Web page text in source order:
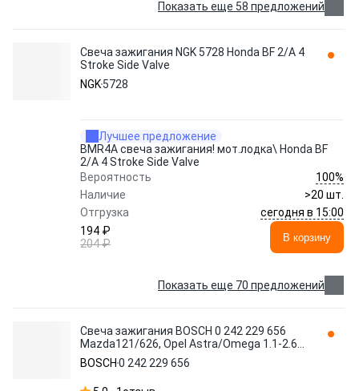
Показать еще 58 предложений
Свеча зажигания NGK 5728 Honda BF 2/A 4
Stroke Side Valve
NGK5728
Лучшее предложение
BMR4A свеча зажигания! мот.лодка\ Honda BF
2/A 4 Stroke Side Valve
Вероятность
100%
Наличие
>20 шт.
Отгрузка
сегодня в 15:00
194 ₽
204 ₽
В корзину
Показать еще 70 предложений
Свеча зажигания BOSCH 0 242 229 656
Mazda121/626, Opel Astra/Omega 1.1-2.6
89-93
BOSCH 0 242 229 656